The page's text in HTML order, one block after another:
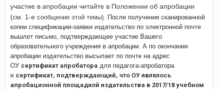
участие в апробации читайте в Положении об апробации
(см. 1-е сообщение этой темы). После получения сканированной
копии спецификации-заявки издательство по электронной почте
вышлет письмо, подтверждающее участие Вашего
образовательного учреждения в апробации. А по окончании
апробации издательство высылает по почте на адрес
ОУ сертификат апробатора для педагога-апробатора
и сертификат, подтверждающий, что ОУ являлось
апробационной площадкой издательства в 2017/18 учебном